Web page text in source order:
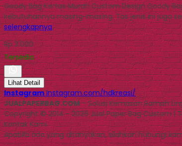
Goody Bag Kertas Murah Custom Design Goody
kebutuhannya masing-masing. Tas jenis ini juga
selengkapnya
Rp 3.000
Tersedia
Lihat Detail
Instagram instagram.com/hdkreasi/
JUALPAPERBAG.COM- Solusi Kemasan Ramah
Copyright © 2014 - 2026 Jual Paper Bag Custom |
Kontak Kami
Apabila ada yang ditanyakan, silahkan hubungi